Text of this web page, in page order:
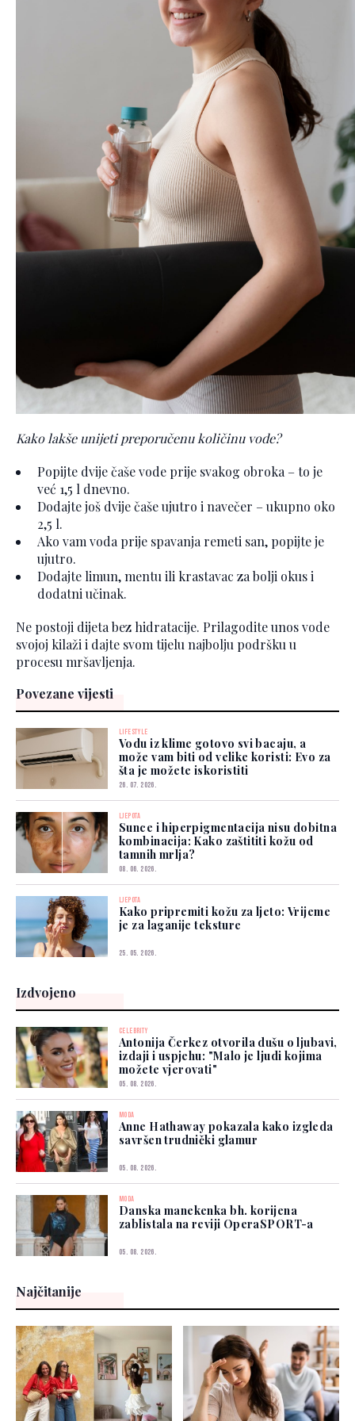
Kako lakše unijeti preporučenu količinu vode?
Popijte dvije čaše vode prije svakog obroka – to je
već 1,5 l dnevno.
Dodajte još dvije čaše ujutro i navečer – ukupno oko
2,5 l.
Ako vam voda prije spavanja remeti san, popijte je
ujutro.
Dodajte limun, mentu ili krastavac za bolji okus i
dodatni učinak.
Ne postoji dijeta bez hidratacije. Prilagodite unos vode
svojoj kilaži i dajte svom tijelu najbolju podršku u
procesu mršavljenja.
Povezane vijesti
LIFESTYLE
Vodu iz klime gotovo svi bacaju, a
može vam biti od velike koristi: Evo za
šta je možete iskoristiti
26. 07. 2026.
LJEPOTA
Sunce i hiperpigmentacija nisu dobitna
kombinacija: Kako zaštititi kožu od
tamnih mrlja?
08. 06. 2026.
LJEPOTA
Kako pripremiti kožu za ljeto: Vrijeme
je za laganije teksture
25. 05. 2026.
Izdvojeno
CELEBRITY
Antonija Čerkez otvorila dušu o ljubavi,
izdaji i uspjehu: "Malo je ljudi kojima
možete vjerovati"
05. 08. 2026.
MODA
Anne Hathaway pokazala kako izgleda
savršen trudnički glamur
05. 08. 2026.
MODA
Danska manekenka bh. korijena
zablistala na reviji OperaSPORT-a
05. 08. 2026.
Najčitanije